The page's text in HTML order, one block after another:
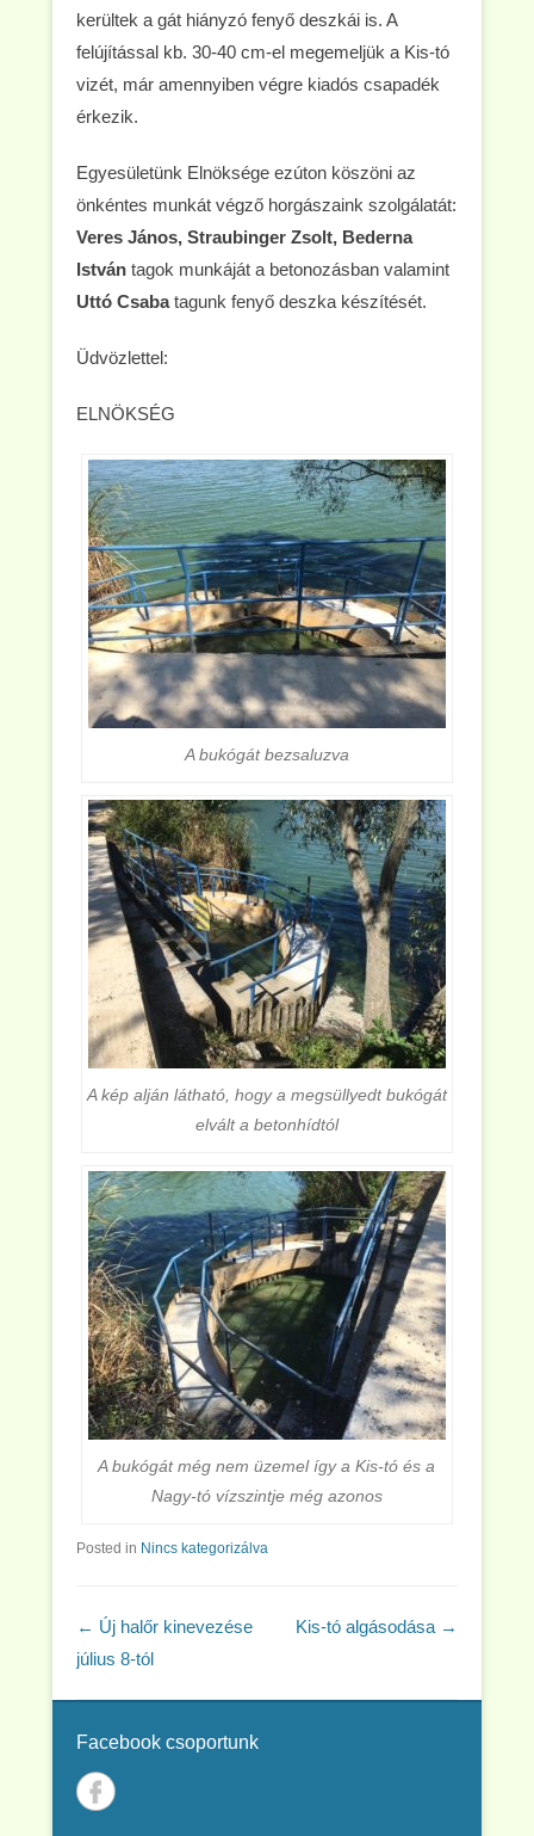
kerültek a gát hiányzó fenyő deszkái is. A
felújítással kb. 30-40 cm-el megemeljük a Kis-tó
vizét, már amennyiben végre kiadós csapadék
érkezik.
Egyesületünk Elnöksége ezúton köszöni az
önkéntes munkát végző horgászaink szolgálatát:
Veres János, Straubinger Zsolt, Bederna
István tagok munkáját a betonozásban valamint
Uttó Csabatagunk fenyő deszka készítését.
Üdvözlettel:
ELNÖKSÉG
A bukógát bezsaluzva
A kép alján látható, hogy a megsüllyedt bukógát
elvált a betonhídtól
A bukógát még nem üzemel így a Kis-tó és a
Nagy-tó vízszintje még azonos
Posted in Nincs kategorizálva
Post navigation
← Új halőr kinevezése
július 8-tól
Kis-tó algásodása →
Facebook csoportunk